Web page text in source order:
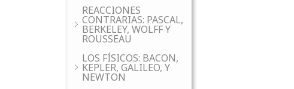
REACCIONES
CONTRARIAS: PASCAL,
BERKELEY, WOLFF Y
ROUSSEAU
LOS FÍSICOS: BACON,
KEPLER, GALILEO, Y
NEWTON